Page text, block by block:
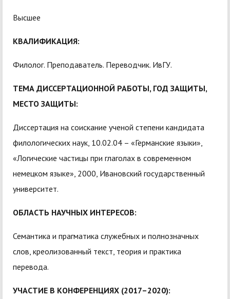
Высшее
КВАЛИФИКАЦИЯ:
Филолог. Преподаватель. Переводчик. ИвГУ.
ТЕМА ДИССЕРТАЦИОННОЙ РАБОТЫ, ГОД ЗАЩИТЫ,
МЕСТО ЗАЩИТЫ:
Диссертация на соискание ученой степени кандидата
филологических наук, 10.02.04 – «Германские языки»,
«Логические частицы при глаголах в современном
немецком языке», 2000, Ивановский государственный
университет.
ОБЛАСТЬ НАУЧНЫХ ИНТЕРЕСОВ:
Семантика и прагматика служебных и полнозначных
слов, креолизованный текст, теория и практика
перевода.
УЧАСТИЕ В КОНФЕРЕНЦИЯХ (2017–2020):